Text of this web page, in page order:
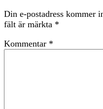
Din e-postadress kommer
fält är märkta *
Kommentar *